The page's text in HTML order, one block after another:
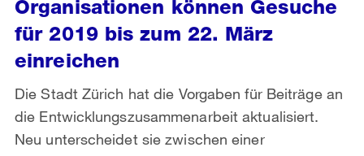
Organisationen können Gesuche
für 2019 bis zum 22. März
einreichen
Die Stadt Zürich hat die Vorgaben für Beiträge an
die Entwicklungszusammenarbeit aktualisiert.
Neu unterscheidet sie zwischen einer